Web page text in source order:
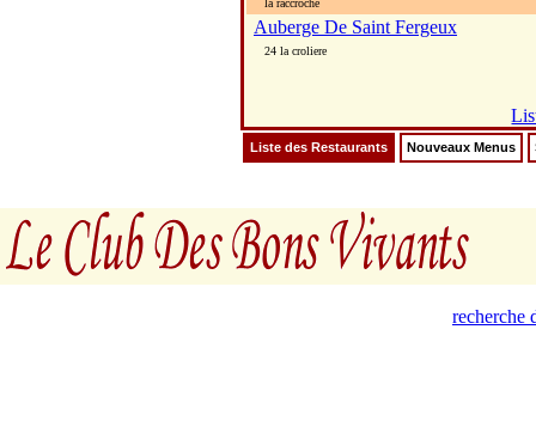
la raccroche
Auberge De Saint Fergeux
24 la croliere
Liste des Restaurants Nouveaux Menus
recherche